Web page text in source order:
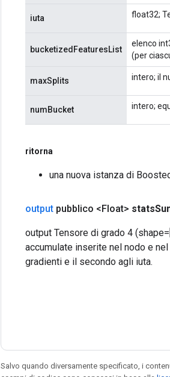
iuta float32;
bucketizedFeaturesList
elenco
(per
maxSplits intero; il
numBucket intero;
ritorna
una nuova istanza di
output pubblico <Float> stats
output Tensore di grado 4
accumulate inserite nel nodo e
gradienti e il secondo agli iuta.
Salvo quando diversamente specificato, i